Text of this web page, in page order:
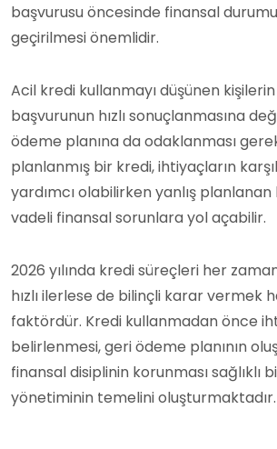
başvurusu öncesinde finansal
geçirilmesi önemlidir.
Acil kredi kullanmayı düşünen
başvurunun hızlı sonuçlanmasına
ödeme planına da odaklanması
planlanmış bir kredi, ihtiyaçların
yardımcı olabilirken yanlış
vadeli finansal sorunlara yol açabilir.
2026 yılında kredi süreçleri her
hızlı ilerlese de bilinçli karar vermek
faktördür. Kredi kullanmadan önce
belirlenmesi, geri ödeme planının
finansal disiplinin korunması sağlıklı
yönetiminin temelini oluşturmaktadır.